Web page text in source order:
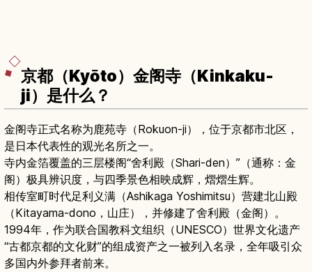
京都（Kyōto）金阁寺（Kinkaku-
ji）是什么？
金阁寺正式名称为鹿苑寺（Rokuon-ji），位于京都市北区，
是日本代表性的观光名所之一。
寺内金箔覆盖的三层楼阁“舍利殿（Shari-den）”（通称：金
阁）极具辨识度，与四季景色相映成辉，熠熠生辉。
相传室町时代足利义满（Ashikaga Yoshimitsu）营建北山殿
（Kitayama-dono，山庄），并修建了舍利殿（金阁）。
1994年，作为联合国教科文组织（UNESCO）世界文化遗产
“古都京都的文化财”的组成资产之一被列入名录，全年吸引众
多国内外参拜者前来。